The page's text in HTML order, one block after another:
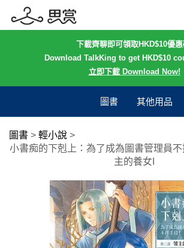
下載齊聊即可領取HKD$10優惠
Download TalkKing to get HKD$10
立即下載 Download Now!
圖書 其他用品
圖書 > 輕小說 >
小書痴的下剋上：為了成為圖書管理員
主的養女I